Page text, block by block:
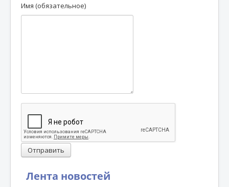
Лента новостей
Имя (обязательное)
Отправить